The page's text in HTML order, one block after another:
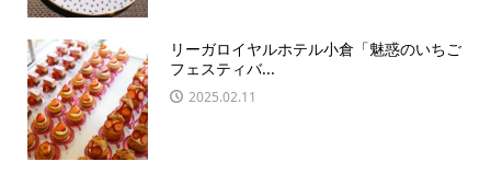
リーガロイヤルホテル小倉「魅惑のいちご
フェスティバ...
2025.02.11